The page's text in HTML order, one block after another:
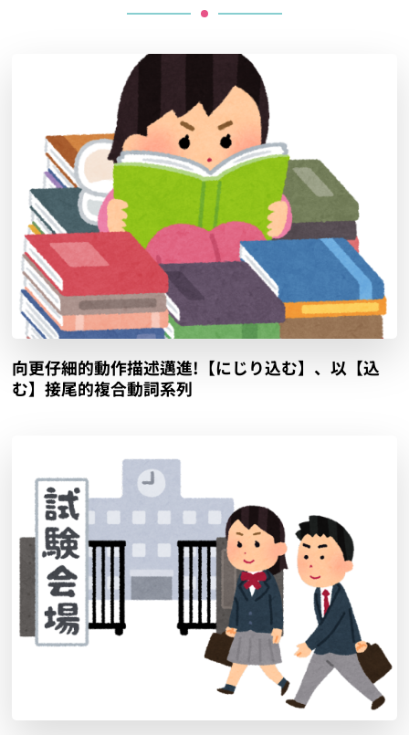
向更仔細的動作描述邁進!【にじり込む】、以【込
む】接尾的複合動詞系列